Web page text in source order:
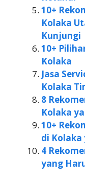
10+
Kolaka
Kunjungi
10+
Kolaka
Jasa
Kolaka
8
Kolaka
10+
di Kolaka
4
yang